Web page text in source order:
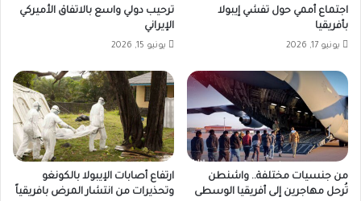
اجتماع أممي حول تفشي إيبولا
بأفريقيا
يونيو 17, 2026
ترحيب دولي واسع بالاتفاق الأميركي
الإيراني
يونيو 15, 2026
من جنسيات مختلفة.. واشنطن
تُرحل مهاجرين إلى أفريقيا الوسطى
ارتفاع أصابات الإيبولا بالكونغو
وتحذيرات من انتشار المرض بافريقياً